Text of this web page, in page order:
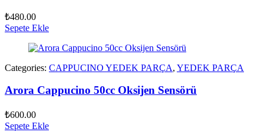
₺480.00
Sepete Ekle
Categories: CAPPUCINO YEDEK PARÇA, YEDEK PARÇA
Arora Cappucino 50cc Oksijen Sensörü
₺600.00
Sepete Ekle